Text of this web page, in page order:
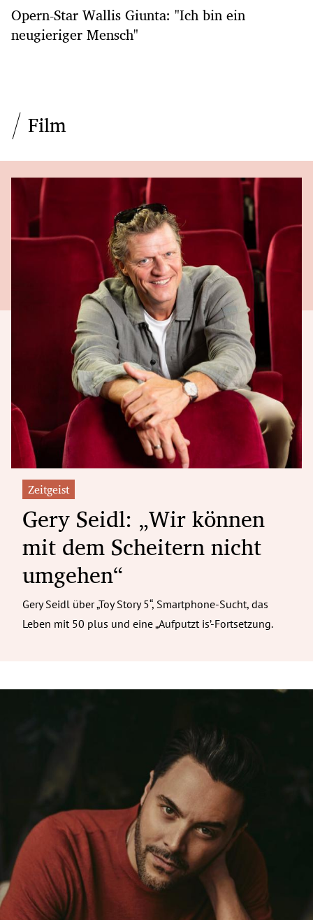
Opern-Star Wallis Giunta: "Ich bin ein
neugieriger Mensch"
Film
Zeitgeist
Gery Seidl: „Wir können
mit dem Scheitern nicht
umgehen“
Gery Seidl über „Toy Story 5“, Smartphone-Sucht, das
Leben mit 50 plus und eine „Aufputzt is’-Fortsetzung.